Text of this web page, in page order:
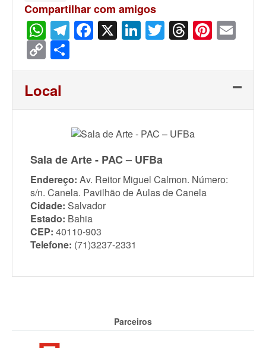
Compartilhar com amigos
WhatsApp
Telegram
Facebook
X LinkedIn
Twitter
Threads
Copy
Link
Local
Sala de Arte - PAC – UFBa
Endereço: Av. Reitor Miguel Calmon. Número:
s/n. Canela. Pavilhão de Aulas de Canela
Cidade: Salvador
Estado: Bahia
CEP: 40110-903
Telefone: (71)3237-2331
Parceiros